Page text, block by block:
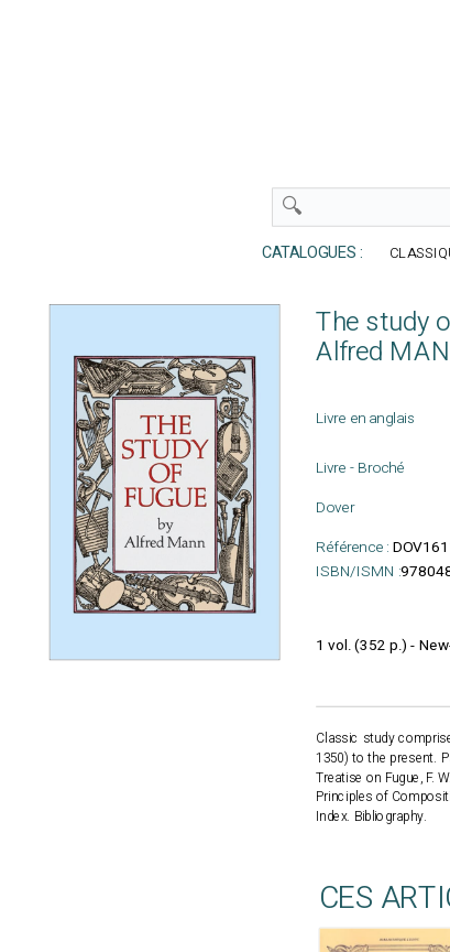
CATALOGUES :
The study
Alfred
Livre en anglais
Livre - Broché
Dover
Référence :
ISBN/ISMN :
1 vol. (352 p.) -
Classic study
1350) to the present.
Treatise on Fugue, F.
Principles of
Index. Bibliography.
CES